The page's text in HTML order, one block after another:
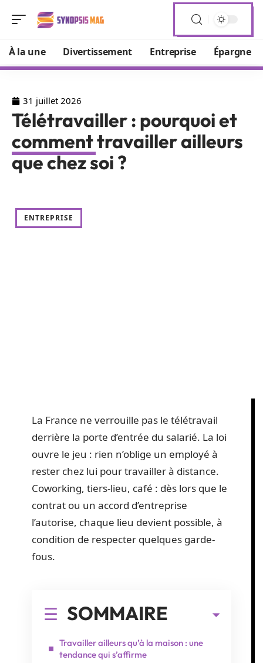
À la une Divertissement Entreprise Épargne
31 juillet 2026
Télétravailler : pourquoi et
comment travailler ailleurs
que chez soi ?
ENTREPRISE
La France ne verrouille pas le télétravail
derrière la porte d’entrée du salarié. La loi
ouvre le jeu : rien n’oblige un employé à
rester chez lui pour travailler à distance.
Coworking, tiers-lieu, café : dès lors que le
contrat ou un accord d’entreprise
l’autorise, chaque lieu devient possible, à
condition de respecter quelques garde-
fous.
SOMMAIRE
Travailler ailleurs qu’à la maison : une
tendance qui s’affirme